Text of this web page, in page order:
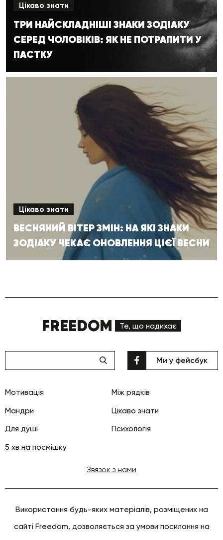
Цікаво знати
ТРИ НАЙСКЛАДНІШІ ЗНАКИ ЗОДІАКУ
СЕРЕД ЧОЛОВІКІВ: ЯК НЕ ПОТРАПИТИ У
ПАСТКУ
Цікаво знати
ВЕСНЯНИЙ ВІТЕР ЗМІН: НА ЯКІ ЗНАКИ
ЗОДІАКУ ЧЕКАЄ ОНОВЛЕННЯ ЦІЄЇ ВЕСНИ
FREEDOM Те, що надихає
Мотивація
Між рядків
Мандри
Цікаво знати
Для душі
Психологія
5 хв на посмішку
Ми у фейсбук
Звязок з нами
Використання будь-яких матеріалів, розміщених на
сайті Freedom, дозволяється за умови посилання на